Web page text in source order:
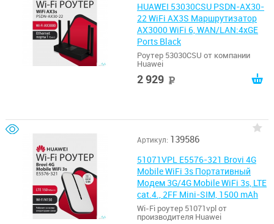
HUAWEI 53030CSU PSDN-AX30-
22 WiFi AX3S Маршрутизатор
AX3000 WiFi 6, WAN/LAN:4xGE
Ports Black
Роутер 53030CSU от компании
Huawei
2 929
Артикул: 139586
51071VPL E5576-321 Brovi 4G
Mobile WiFi 3s Портативный
Модем 3G/4G Mobile WiFi 3s, LTE
cat.4., 2FF Mini-SIM, 1500 mAh
Wi-Fi роутер 51071vpl от
производителя Huawei